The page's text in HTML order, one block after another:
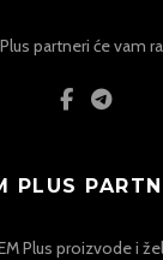
partneri će vam
PLUS
Plus proizvode i